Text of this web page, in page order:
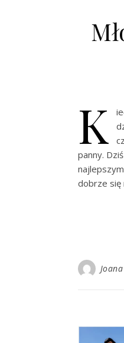
K
panny.
dobrze się
Joana